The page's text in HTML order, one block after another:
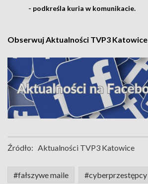
- podkreśla kuria w komunikacie.
Obserwuj Aktualności TVP3
Źródło: Aktualności TVP3 Katowice
#fałszywe maile #cyberprzestępcy